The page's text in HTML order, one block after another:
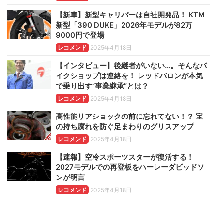
【新車】新型キャリパーは自社開発品！ KTM
新型「390 DUKE」2026年モデルが82万
9000円で登場
レコメンド 2025年4月18日
【インタビュー】後継者がいない…。そんなバ
イクショップは連絡を！ レッドバロンが本気
で乗り出す“事業継承”とは？
レコメンド 2025年4月18日
高性能リアショックの前に忘れてない！？ 宝
の持ち腐れを防ぐ足まわりのグリスアップ
レコメンド 2025年4月18日
【速報】空冷スポーツスターが復活する！
2027モデルでの再登板をハーレーダビッドソ
ンが明言
レコメンド 2025年4月18日